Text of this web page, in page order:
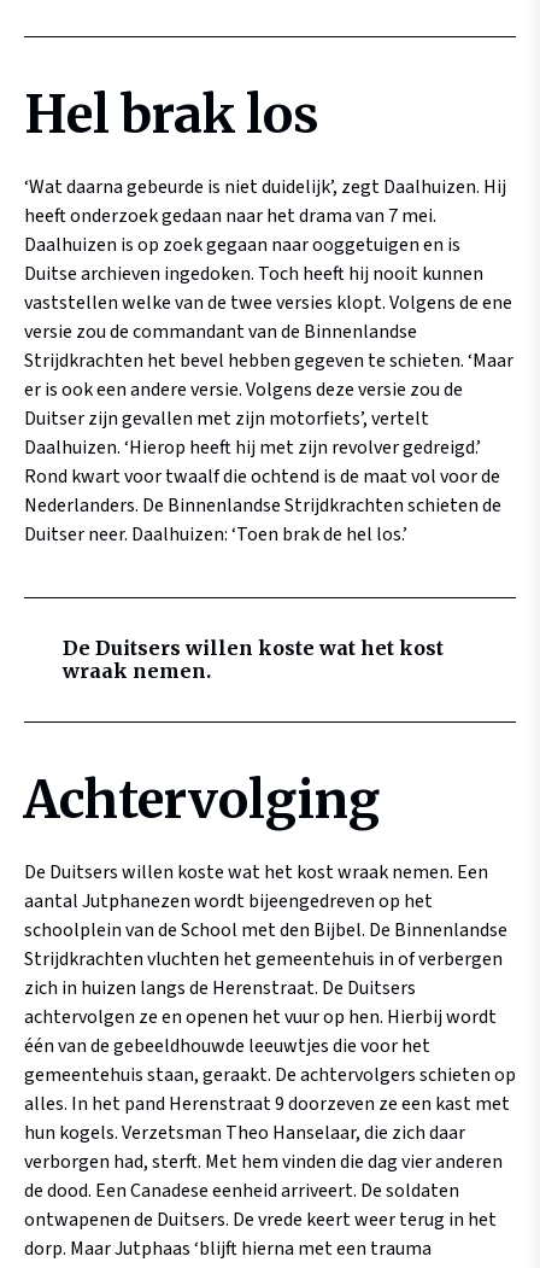
Hel brak los
‘Wat daarna gebeurde is niet duidelijk’, zegt Daalhuizen. Hij
heeft onderzoek gedaan naar het drama van 7 mei.
Daalhuizen is op zoek gegaan naar ooggetuigen en is
Duitse archieven ingedoken. Toch heeft hij nooit kunnen
vaststellen welke van de twee versies klopt. Volgens de ene
versie zou de commandant van de Binnenlandse
Strijdkrachten het bevel hebben gegeven te schieten. ‘Maar
er is ook een andere versie. Volgens deze versie zou de
Duitser zijn gevallen met zijn motorfiets’, vertelt
Daalhuizen. ‘Hierop heeft hij met zijn revolver gedreigd.’
Rond kwart voor twaalf die ochtend is de maat vol voor de
Nederlanders. De Binnenlandse Strijdkrachten schieten de
Duitser neer. Daalhuizen: ‘Toen brak de hel los.’
De Duitsers willen koste wat het kost
wraak nemen.
Achtervolging
De Duitsers willen koste wat het kost wraak nemen. Een
aantal Jutphanezen wordt bijeengedreven op het
schoolplein van de School met den Bijbel. De Binnenlandse
Strijdkrachten vluchten het gemeentehuis in of verbergen
zich in huizen langs de Herenstraat. De Duitsers
achtervolgen ze en openen het vuur op hen. Hierbij wordt
één van de gebeeldhouwde leeuwtjes die voor het
gemeentehuis staan, geraakt. De achtervolgers schieten op
alles. In het pand Herenstraat 9 doorzeven ze een kast met
hun kogels. Verzetsman Theo Hanselaar, die zich daar
verborgen had, sterft. Met hem vinden die dag vier anderen
de dood. Een Canadese eenheid arriveert. De soldaten
ontwapenen de Duitsers. De vrede keert weer terug in het
dorp. Maar Jutphaas ‘blijft hierna met een trauma